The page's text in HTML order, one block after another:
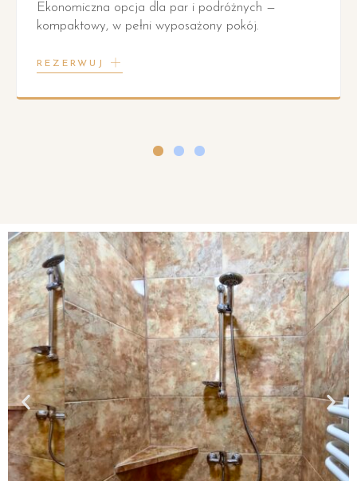
Ekonomiczna opcja dla par i podróżnych —
kompaktowy, w pełni wyposażony pokój.
REZERWUJ